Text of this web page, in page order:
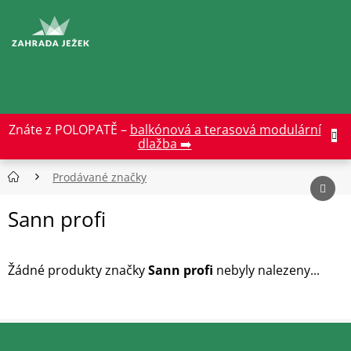
obsah
Znáte z POLOPATĚ – balkónová a terasová modulární
dlažba ➡️
Prodávané značky
Sann profi
Žádné produkty značkySann profi nebyly nalezeny...
Z